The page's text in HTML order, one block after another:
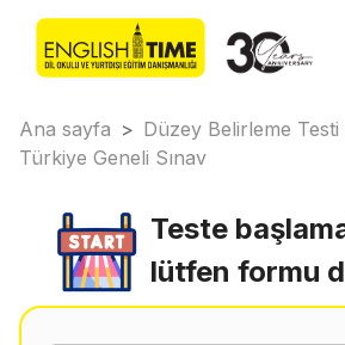
Ana sayfa > Düzey Belirleme Testi
Türkiye Geneli Sınav
Teste
lütfen formu